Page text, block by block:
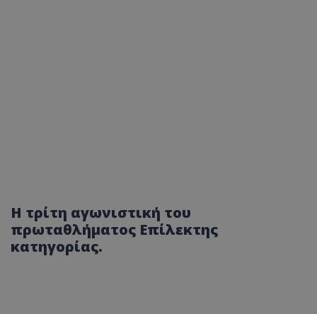
Η τρίτη αγωνιστική του
πρωταθλήματος Επίλεκτης
κατηγορίας.